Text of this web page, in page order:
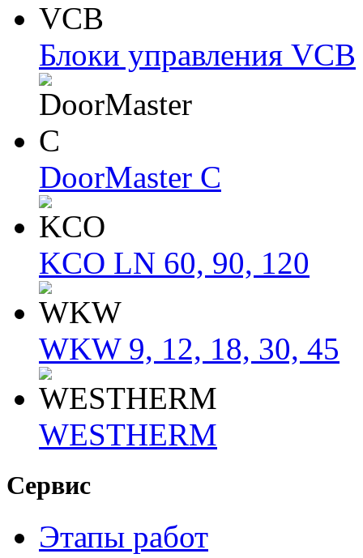
Блоки упрaвлeния VCB
DoorMaster C
KCO LN 60, 90, 120
WKW 9, 12, 18, 30, 45
WESTHERM
Сервис
Этапы работ